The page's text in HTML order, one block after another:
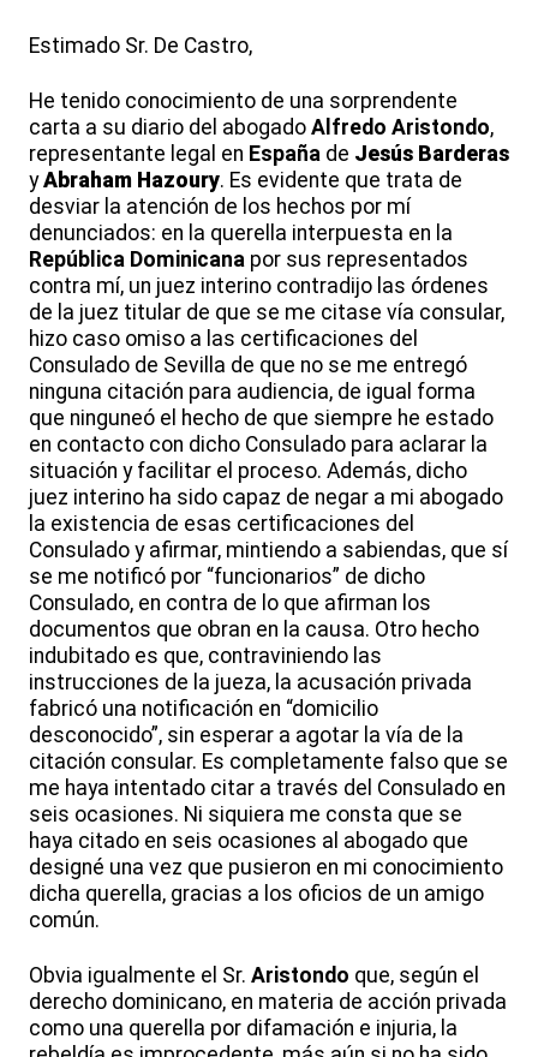
Estimado Sr. De Castro,
He tenido conocimiento de una sorprendente
carta a su diario del abogado Alfredo Aristondo,
representante legal en España de Jesús Barderas
yAbraham Hazoury. Es evidente que trata de
desviar la atención de los hechos por mí
denunciados: en la querella interpuesta en la
República Dominicana por sus representados
contra mí, un juez interino contradijo las órdenes
de la juez titular de que se me citase vía consular,
hizo caso omiso a las certificaciones del
Consulado de Sevilla de que no se me entregó
ninguna citación para audiencia, de igual forma
que ninguneó el hecho de que siempre he estado
en contacto con dicho Consulado para aclarar la
situación y facilitar el proceso. Además, dicho
juez interino ha sido capaz de negar a mi abogado
la existencia de esas certificaciones del
Consulado y afirmar, mintiendo a sabiendas, que sí
se me notificó por “funcionarios” de dicho
Consulado, en contra de lo que afirman los
documentos que obran en la causa. Otro hecho
indubitado es que, contraviniendo las
instrucciones de la jueza, la acusación privada
fabricó una notificación en “domicilio
desconocido”, sin esperar a agotar la vía de la
citación consular. Es completamente falso que se
me haya intentado citar a través del Consulado en
seis ocasiones. Ni siquiera me consta que se
haya citado en seis ocasiones al abogado que
designé una vez que pusieron en mi conocimiento
dicha querella, gracias a los oficios de un amigo
común.
Obvia igualmente el Sr. Aristondo que, según el
derecho dominicano, en materia de acción privada
como una querella por difamación e injuria, la